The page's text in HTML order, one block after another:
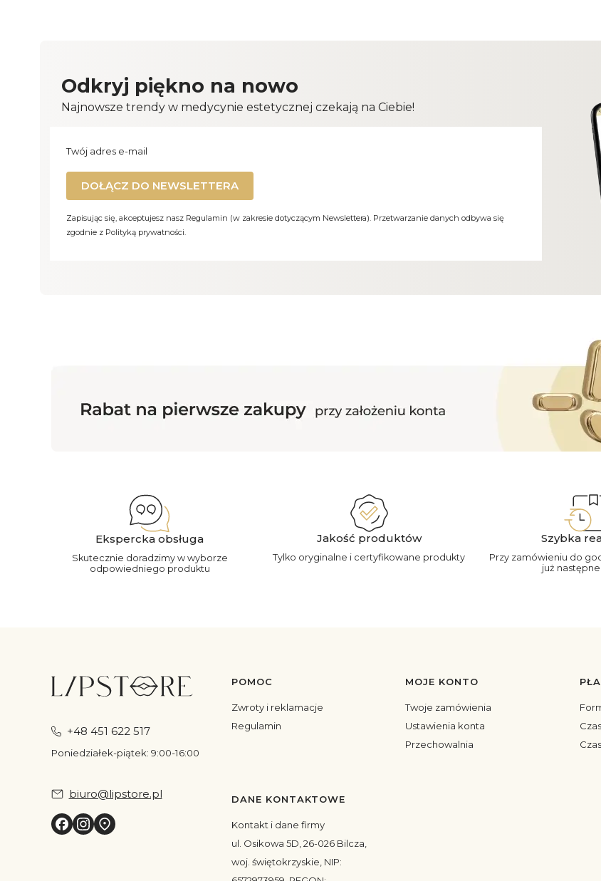
Odkryj piękno na nowo
Najnowsze trendy w medycynie estetycznej czekają na Ciebie!
Twój adres e-mail
DOŁĄCZ DO NEWSLETTERA
Zapisując się, akceptujesz nasz Regulamin (w zakresie dotyczącym Newslettera). Przetwarzanie danych odbywa się
zgodnie z Polityką prywatności.
Ekspercka obsługa
Skutecznie doradzimy w wyborze
odpowiedniego produktu
Jakość produktów
Tylko oryginalne i certyfikowane produkty
Szybka
Przy zamówieniu do
już
+48 451 622 517
Poniedziałek-piątek: 9:00-16:00
biuro@lipstore.pl
Linki w stopce
POMOC
Zwroty i reklamacje
Regulamin
MOJE KONTO
Twoje zamówienia
Ustawienia konta
Przechowalnia
DANE KONTAKTOWE
Kontakt i dane firmy
ul. Osikowa 5D, 26-026 Bilcza,
woj. świętokrzyskie, NIP: